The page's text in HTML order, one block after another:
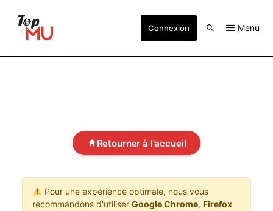
Connexion Menu
Retourner à l'accueil
Pour une expérience optimale, nous vous
recommandons d'utiliser Google Chrome, Firefox